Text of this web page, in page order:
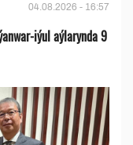
04.08.2026 - 16:57
iýul aýlarynda 9